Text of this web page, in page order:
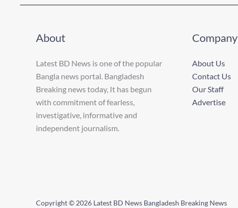
About
Latest BD News is one of the popular
Bangla news portal. Bangladesh
Breaking news today, It has begun
with commitment of fearless,
investigative, informative and
independent journalism.
Company
About Us
Contact Us
Our Staff
Advertise
Copyright © 2026 Latest BD News Bangladesh Breaking News